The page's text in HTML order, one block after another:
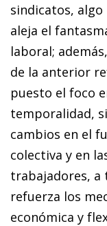
sindicatos,
aleja el
laboral;
de la anterior
puesto el foco
temporalidad,
cambios en el
colectiva y en
trabajadores, a
refuerza los
económica y